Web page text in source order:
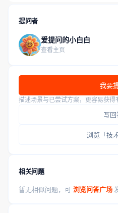
提问者
爱提问的小白白
查看主页
我要
描述场景与已尝试方案，更容易获得
写回
浏览「技
相关问题
暂无相似问题，可 浏览问答广场